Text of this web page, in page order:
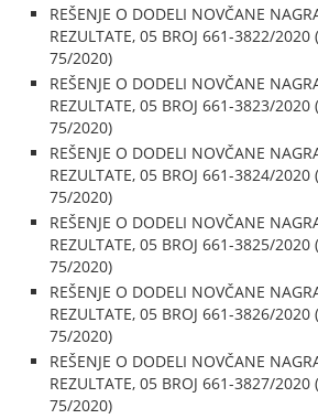
REŠENJE O DODELI NOVČANE
REZULTATE, 05 BROJ 661-3822/
75/2020)
REŠENJE O DODELI NOVČANE
REZULTATE, 05 BROJ 661-3823/
75/2020)
REŠENJE O DODELI NOVČANE
REZULTATE, 05 BROJ 661-3824/
75/2020)
REŠENJE O DODELI NOVČANE
REZULTATE, 05 BROJ 661-3825/
75/2020)
REŠENJE O DODELI NOVČANE
REZULTATE, 05 BROJ 661-3826/
75/2020)
REŠENJE O DODELI NOVČANE
REZULTATE, 05 BROJ 661-3827/
75/2020)